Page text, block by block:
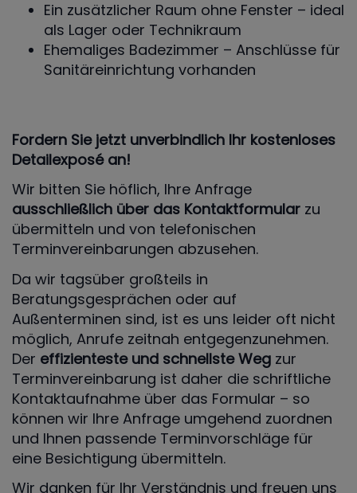
Ein zusätzlicher Raum ohne Fenster – ideal
als Lager oder Technikraum
Ehemaliges Badezimmer – Anschlüsse für
Sanitäreinrichtung vorhanden
Fordern Sie jetzt unverbindlich Ihr kostenloses
Detailexposé an!
Wir bitten Sie höflich, Ihre Anfrage
ausschließlich über das Kontaktformular zu
übermitteln und von telefonischen
Terminvereinbarungen abzusehen.
Da wir tagsüber großteils in
Beratungsgesprächen oder auf
Außenterminen sind, ist es uns leider oft nicht
möglich, Anrufe zeitnah entgegenzunehmen.
Der effizienteste und schnellste Weg zur
Terminvereinbarung ist daher die schriftliche
Kontaktaufnahme über das Formular – so
können wir Ihre Anfrage umgehend zuordnen
und Ihnen passende Terminvorschläge für
eine Besichtigung übermitteln.
Wir danken für Ihr Verständnis und freuen uns